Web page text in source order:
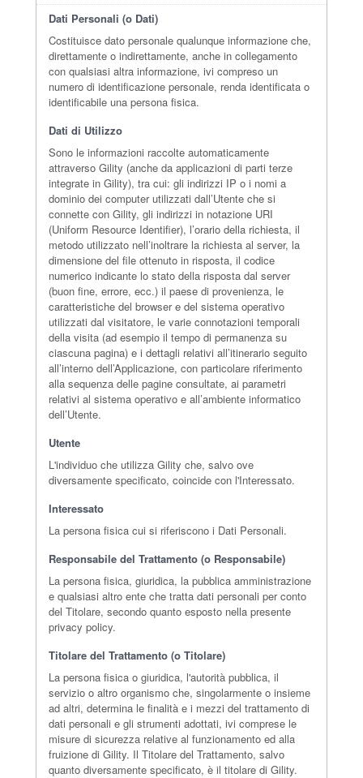
Dati Personali (o Dati)
Costituisce dato personale qualunque informazione che,
direttamente o indirettamente, anche in collegamento
con qualsiasi altra informazione, ivi compreso un
numero di identificazione personale, renda identificata o
identificabile una persona fisica.
Dati di Utilizzo
Sono le informazioni raccolte automaticamente
attraverso Gility (anche da applicazioni di parti terze
integrate in Gility), tra cui: gli indirizzi IP o i nomi a
dominio dei computer utilizzati dall’Utente che si
connette con Gility, gli indirizzi in notazione URI
(Uniform Resource Identifier), l’orario della richiesta, il
metodo utilizzato nell’inoltrare la richiesta al server, la
dimensione del file ottenuto in risposta, il codice
numerico indicante lo stato della risposta dal server
(buon fine, errore, ecc.) il paese di provenienza, le
caratteristiche del browser e del sistema operativo
utilizzati dal visitatore, le varie connotazioni temporali
della visita (ad esempio il tempo di permanenza su
ciascuna pagina) e i dettagli relativi all’itinerario seguito
all’interno dell’Applicazione, con particolare riferimento
alla sequenza delle pagine consultate, ai parametri
relativi al sistema operativo e all’ambiente informatico
dell’Utente.
Utente
L'individuo che utilizza Gility che, salvo ove
diversamente specificato, coincide con l'Interessato.
Interessato
La persona fisica cui si riferiscono i Dati Personali.
Responsabile del Trattamento (o Responsabile)
La persona fisica, giuridica, la pubblica amministrazione
e qualsiasi altro ente che tratta dati personali per conto
del Titolare, secondo quanto esposto nella presente
privacy policy.
Titolare del Trattamento (o Titolare)
La persona fisica o giuridica, l'autorità pubblica, il
servizio o altro organismo che, singolarmente o insieme
ad altri, determina le finalità e i mezzi del trattamento di
dati personali e gli strumenti adottati, ivi comprese le
misure di sicurezza relative al funzionamento ed alla
fruizione di Gility. Il Titolare del Trattamento, salvo
quanto diversamente specificato, è il titolare di Gility.